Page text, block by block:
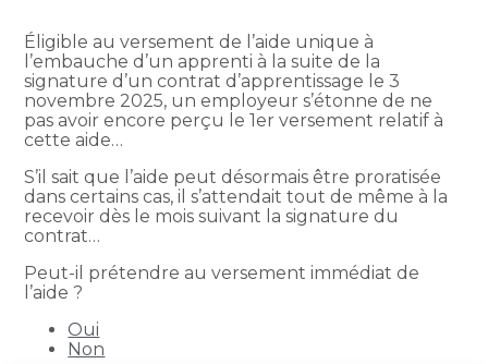
Éligible au versement de l’aide unique à
l’embauche d’un apprenti à la suite de la
signature d’un contrat d’apprentissage le 3
novembre 2025, un employeur s’étonne de ne
pas avoir encore perçu le 1er versement relatif à
cette aide…
S’il sait que l’aide peut désormais être proratisée
dans certains cas, il s’attendait tout de même à la
recevoir dès le mois suivant la signature du
contrat…
Peut-il prétendre au versement immédiat de
l’aide ?
Oui
Non